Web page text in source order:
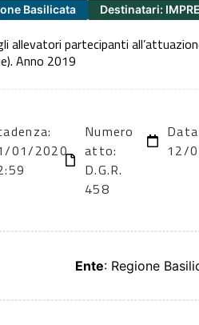
Basilicata Destinatari:
partecipanti
Anno 2019
01/2020
Numero
atto:
D.G.R.
458
12/
Ente: Regione